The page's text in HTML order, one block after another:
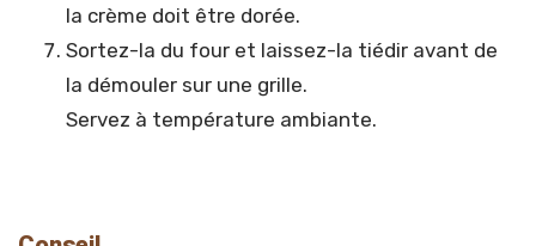
la crème doit être dorée.
Sortez-la du four et laissez-la tiédir avant de
la démouler sur une grille.
Servez à température ambiante.